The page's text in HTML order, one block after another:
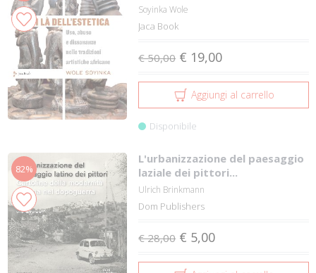
Soyinka Wole
Jaca Book
€ 50,00 € 19,00
Aggiungi al carrello
Disponibile
82%
L'urbanizzazione del paesaggio
laziale dei pittori...
Ulrich Brinkmann
Dom Publishers
€ 28,00 € 5,00